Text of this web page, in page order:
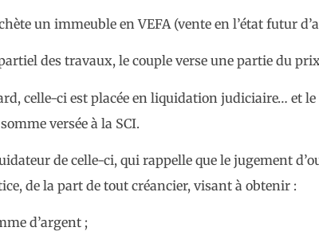
un immeuble en VEFA (vente en l’état futur
des travaux, le couple verse une partie du
celle-ci est placée en liquidation judiciaire… et
versée à la SCI.
de celle-ci, qui rappelle que le jugement
de la part de tout créancier, visant à obtenir :
d’argent ;